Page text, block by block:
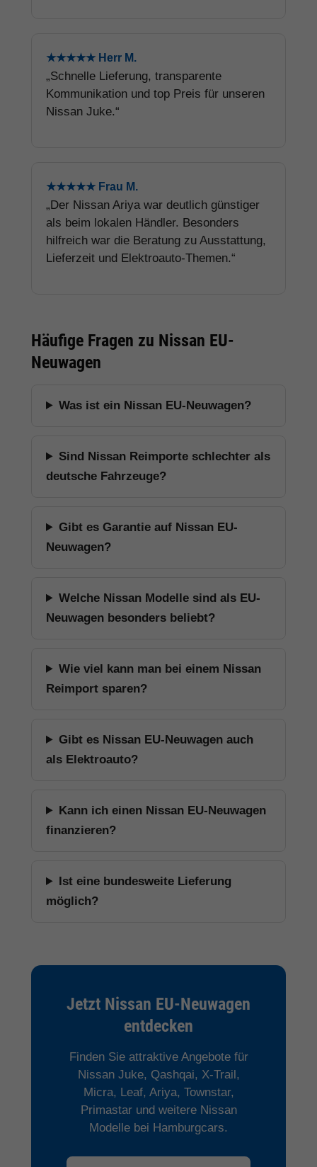
★★★★★ Herr M.
„Schnelle Lieferung, transparente
Kommunikation und top Preis für unseren
Nissan Juke.“
★★★★★ Frau M.
„Der Nissan Ariya war deutlich günstiger
als beim lokalen Händler. Besonders
hilfreich war die Beratung zu Ausstattung,
Lieferzeit und Elektroauto-Themen.“
Häufige Fragen zu Nissan EU-
Neuwagen
Was ist ein Nissan EU-Neuwagen?
Sind Nissan Reimporte schlechter als
deutsche Fahrzeuge?
Gibt es Garantie auf Nissan EU-
Neuwagen?
Welche Nissan Modelle sind als EU-
Neuwagen besonders beliebt?
Wie viel kann man bei einem Nissan
Reimport sparen?
Gibt es Nissan EU-Neuwagen auch
als Elektroauto?
Kann ich einen Nissan EU-Neuwagen
finanzieren?
Ist eine bundesweite Lieferung
möglich?
Jetzt Nissan EU-Neuwagen
entdecken
Finden Sie attraktive Angebote für
Nissan Juke, Qashqai, X-Trail,
Micra, Leaf, Ariya, Townstar,
Primastar und weitere Nissan
Modelle bei Hamburgcars.